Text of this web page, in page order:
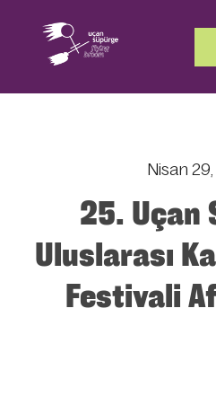
content
Nisan
25. Uçan
Uluslarası
Festivali